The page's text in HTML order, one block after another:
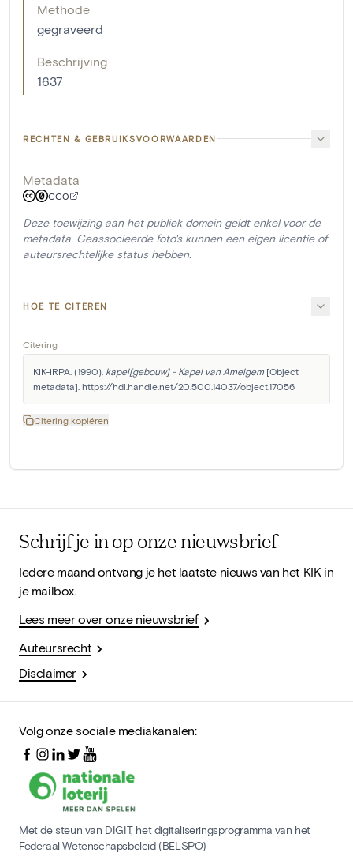
Methode
gegraveerd
Beschrijving
1637
RECHTEN & GEBRUIKSVOORWAARDEN
Metadata
CC0
Deze toewijzing aan het publiek domein geldt enkel voor de
metadata. Geassocieerde foto's kunnen een eigen licentie of
auteursrechtelijke status hebben.
HOE TE CITEREN
Citering
KIK-IRPA. (1990). kapel[gebouw] - Kapel van Amelgem [Object
metadata]. https://hdl.handle.net/20.500.14037/object.17056
Citering kopiëren
Schrijf je in op onze nieuwsbrief
Iedere maand ontvang je het laatste nieuws van het KIK in
je mailbox.
Lees meer over onze nieuwsbrief
Auteursrecht
Disclaimer
Volg onze sociale mediakanalen:
Met de steun van DIGIT, het digitaliseringsprogramma van het
Federaal Wetenschapsbeleid (BELSPO)